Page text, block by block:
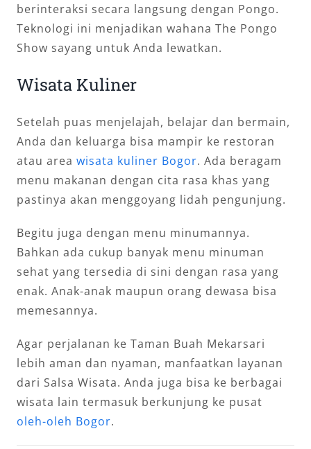
berinteraksi secara langsung dengan Pongo.
Teknologi ini menjadikan wahana The Pongo
Show sayang untuk Anda lewatkan.
Wisata Kuliner
Setelah puas menjelajah, belajar dan bermain,
Anda dan keluarga bisa mampir ke restoran
atau area wisata kuliner Bogor. Ada beragam
menu makanan dengan cita rasa khas yang
pastinya akan menggoyang lidah pengunjung.
Begitu juga dengan menu minumannya.
Bahkan ada cukup banyak menu minuman
sehat yang tersedia di sini dengan rasa yang
enak. Anak-anak maupun orang dewasa bisa
memesannya.
Agar perjalanan ke Taman Buah Mekarsari
lebih aman dan nyaman, manfaatkan layanan
dari Salsa Wisata. Anda juga bisa ke berbagai
wisata lain termasuk berkunjung ke pusat
oleh-oleh Bogor.